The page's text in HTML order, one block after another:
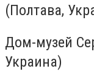
(Полтава,
Дом-музей
Украина)